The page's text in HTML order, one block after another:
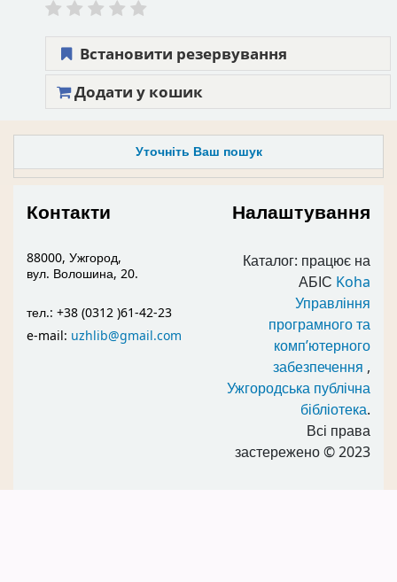
Уточніть Ваш пошук
Встановити резервування
Додати у кошик
Контакти
88000, Ужгород,
вул. Волошина, 20.
тел.: +38 (0312 )61-42-23
e-mail: uzhlib@gmail.com
Налаштування
Каталог: працює на
АБІС Koha
Управління
програмного та
комп’ютерного
забезпечення ,
Ужгородська публічна
бібліотека.
Всі права
застережено© 2023